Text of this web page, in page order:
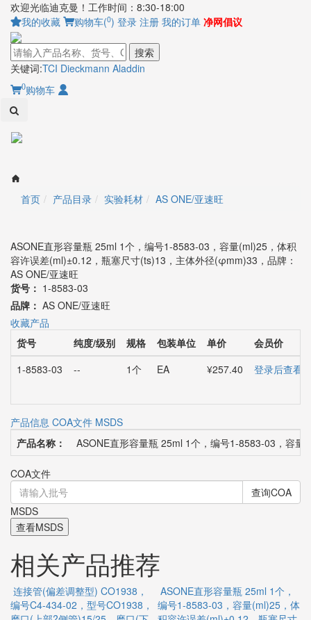
欢迎光临迪克曼！工作时间：8:30-18:00
我的收藏
购物车(0) 登录 注册 我的订单 净网倡议
搜索
关键词:TCI Dieckmann Aladdin
0购物车
首页 产品目录 实验耗材 AS ONE/亚速旺
ASONE直形容量瓶 25ml 1个，编号1-8583-03，容量(ml)25，体积
容许误差(ml)±0.12，瓶塞尺寸(ts)13，主体外径(φmm)33，品牌：
AS ONE/亚速旺
货号： 1-8583-03
品牌： AS ONE/亚速旺
收藏产品
货号
纯度/级别 规格 包装单位 单价
会员价
1-8583-03
-- 1个 EA ¥257.40 登录后查看
产品信息 COA文件 MSDS
产品名称：
ASONE直形容量瓶 25ml 1个，编号1-8583-03，容
COA文件
查询COA
MSDS
查看MSDS
相关产品推荐
连接管(偏差调整型) CO1938，
编号C4-434-02，型号CO1938，
ASONE直形容量瓶 25ml 1个，
编号1-8583-03，容量(ml)25，体